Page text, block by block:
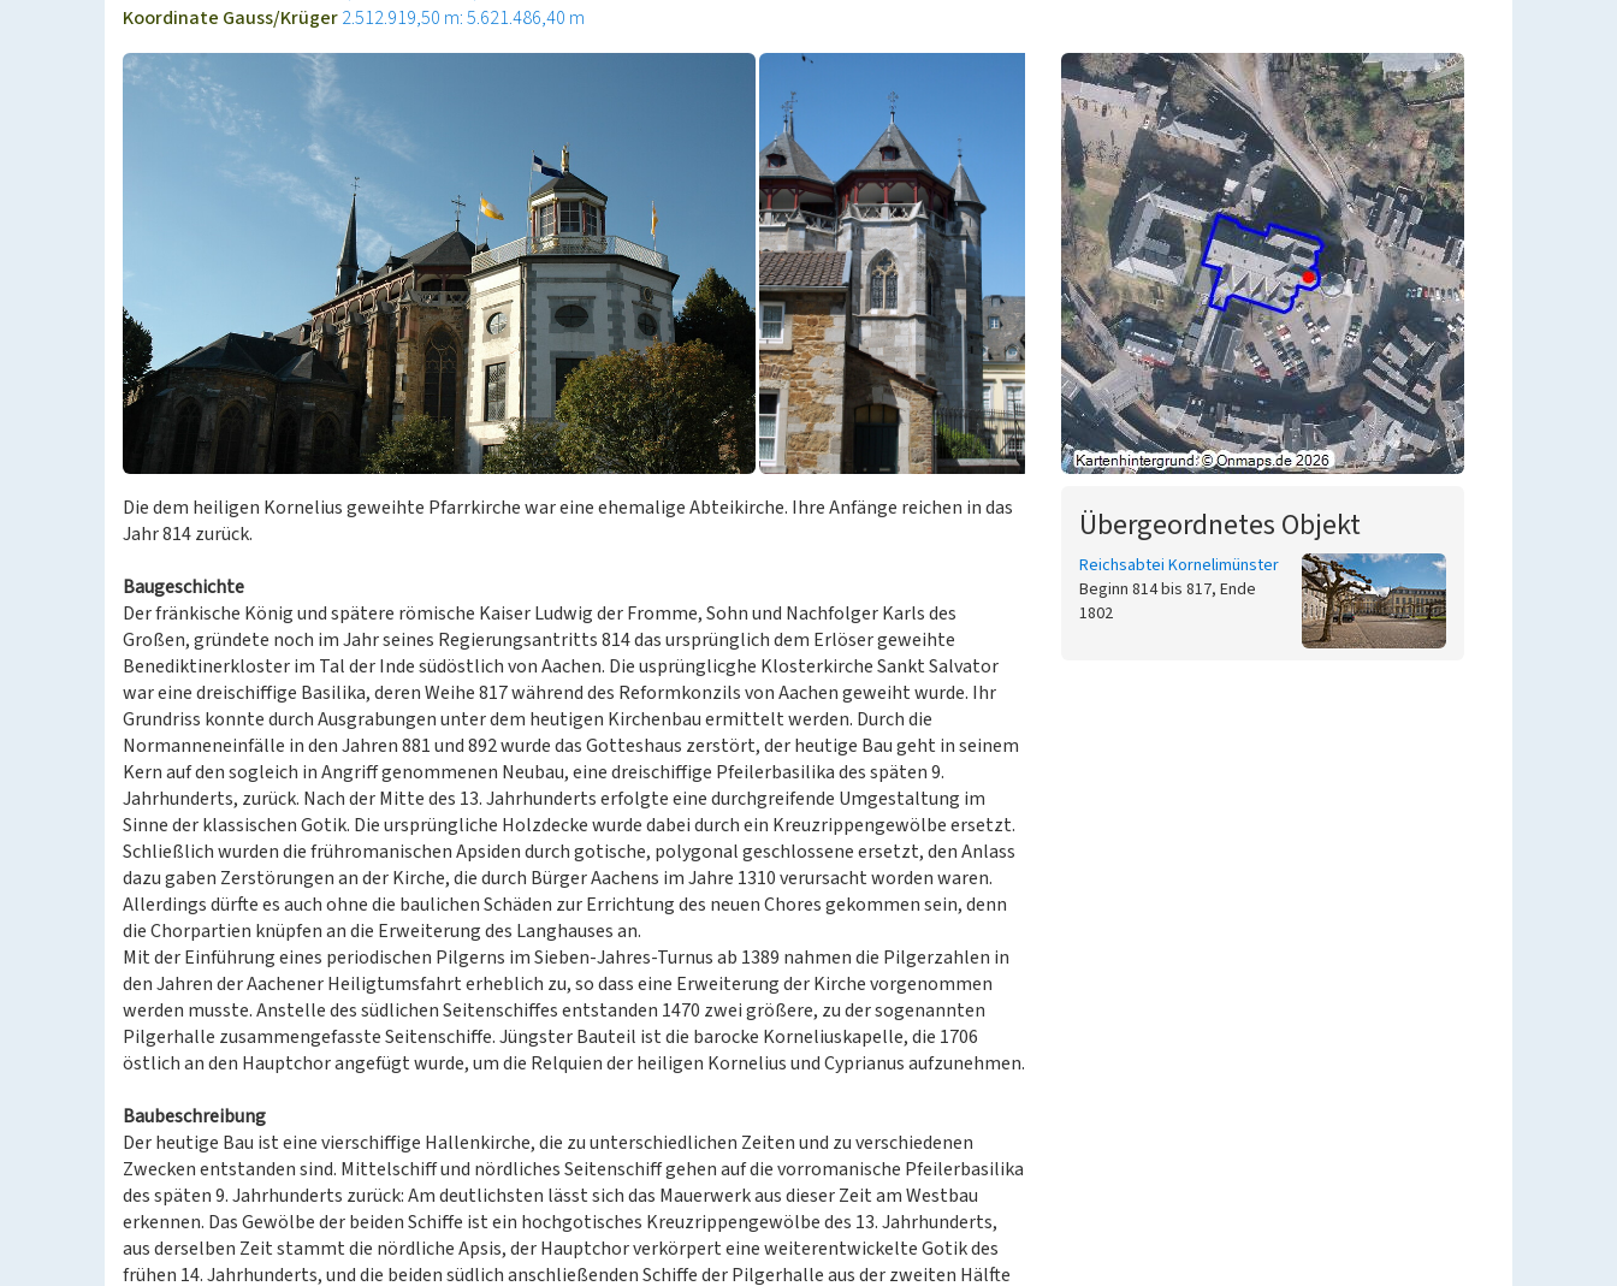
Koordinate Gauss/Krüger2.512.919,50 m: 5.621.486,40 m
Die dem heiligen Kornelius geweihte Pfarrkirche war eine ehemalige Abteikirche. Ihre Anfänge reichen in das
Jahr 814 zurück.
Baugeschichte
Der fränkische König und spätere römische Kaiser Ludwig der Fromme, Sohn und Nachfolger Karls des
Großen, gründete noch im Jahr seines Regierungsantritts 814 das ursprünglich dem Erlöser geweihte
Benediktinerkloster im Tal der Inde südöstlich von Aachen. Die usprünglicghe Klosterkirche Sankt Salvator
war eine dreischiffige Basilika, deren Weihe 817 während des Reformkonzils von Aachen geweiht wurde. Ihr
Grundriss konnte durch Ausgrabungen unter dem heutigen Kirchenbau ermittelt werden. Durch die
Normanneneinfälle in den Jahren 881 und 892 wurde das Gotteshaus zerstört, der heutige Bau geht in seinem
Kern auf den sogleich in Angriff genommenen Neubau, eine dreischiffige Pfeilerbasilika des späten 9.
Jahrhunderts, zurück. Nach der Mitte des 13. Jahrhunderts erfolgte eine durchgreifende Umgestaltung im
Sinne der klassischen Gotik. Die ursprüngliche Holzdecke wurde dabei durch ein Kreuzrippengewölbe ersetzt.
Schließlich wurden die frühromanischen Apsiden durch gotische, polygonal geschlossene ersetzt, den Anlass
dazu gaben Zerstörungen an der Kirche, die durch Bürger Aachens im Jahre 1310 verursacht worden waren.
Allerdings dürfte es auch ohne die baulichen Schäden zur Errichtung des neuen Chores gekommen sein, denn
die Chorpartien knüpfen an die Erweiterung des Langhauses an.
Mit der Einführung eines periodischen Pilgerns im Sieben-Jahres-Turnus ab 1389 nahmen die Pilgerzahlen in
den Jahren der Aachener Heiligtumsfahrt erheblich zu, so dass eine Erweiterung der Kirche vorgenommen
werden musste. Anstelle des südlichen Seitenschiffes entstanden 1470 zwei größere, zu der sogenannten
Pilgerhalle zusammengefasste Seitenschiffe. Jüngster Bauteil ist die barocke Korneliuskapelle, die 1706
östlich an den Hauptchor angefügt wurde, um die Relquien der heiligen Kornelius und Cyprianus aufzunehmen.
Baubeschreibung
Der heutige Bau ist eine vierschiffige Hallenkirche, die zu unterschiedlichen Zeiten und zu verschiedenen
Zwecken entstanden sind. Mittelschiff und nördliches Seitenschiff gehen auf die vorromanische Pfeilerbasilika
des späten 9. Jahrhunderts zurück: Am deutlichsten lässt sich das Mauerwerk aus dieser Zeit am Westbau
erkennen. Das Gewölbe der beiden Schiffe ist ein hochgotisches Kreuzrippengewölbe des 13. Jahrhunderts,
aus derselben Zeit stammt die nördliche Apsis, der Hauptchor verkörpert eine weiterentwickelte Gotik des
frühen 14. Jahrhunderts, und die beiden südlich anschließenden Schiffe der Pilgerhalle aus der zweiten Hälfte
Übergeordnetes Objekt
Reichsabtei Kornelimünster
Beginn 814 bis 817, Ende
1802